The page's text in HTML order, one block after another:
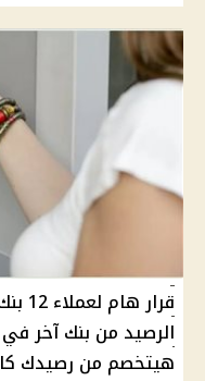
هيتخصم من رصيدك